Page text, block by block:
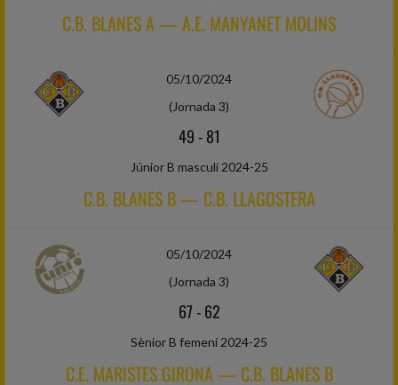
C.B. BLANES A — A.E. MANYANET MOLINS
05/10/2024
(Jornada 3)
49-81
Júnior B masculí 2024-25
C.B. BLANES B — C.B. LLAGOSTERA
05/10/2024
(Jornada 3)
67-62
Sènior B femení 2024-25
C.E. MARISTES GIRONA — C.B. BLANES B